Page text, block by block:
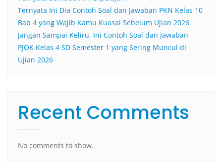
Ternyata Ini Dia Contoh Soal dan Jawaban PKN Kelas 10
Bab 4 yang Wajib Kamu Kuasai Sebelum Ujian 2026
Jangan Sampai Keliru, Ini Contoh Soal dan Jawaban
PJOK Kelas 4 SD Semester 1 yang Sering Muncul di
Ujian 2026
Recent Comments
No comments to show.